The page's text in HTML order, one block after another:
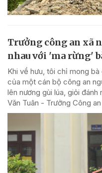
Trưởng công an xã
nhau với 'ma rừng'
Khi về hưu, tôi chỉ mong
của một cán bộ công an
lên nương gùi lúa, giỏi
Văn Tuân - Trưởng Công